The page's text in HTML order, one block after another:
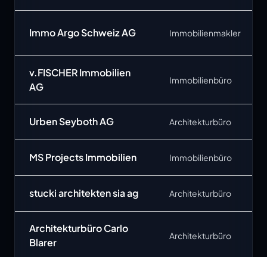
Immo Argo Schweiz AG Immobilienmakler
v.FISCHER Immobilien
AG
Immobilienbüro
Urben Seyboth AG Architekturbüro
MS Projects Immobilien Immobilienbüro
stucki architekten sia ag Architekturbüro
Architekturbüro Carlo
Blarer
Architekturbüro